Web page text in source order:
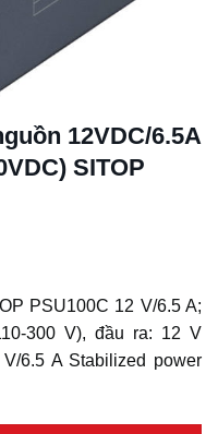
12VDC/6.5A
SITOP
PSU100C 12 V/6.5 A;
300 V), đầu ra: 12 V
6.5 A Stabilized power